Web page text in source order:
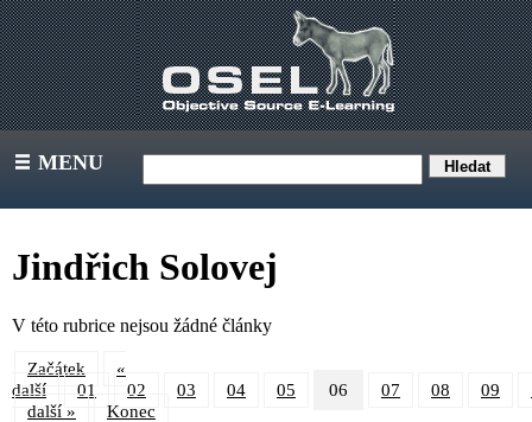
III MENU
Jindřich Solovej
V této rubrice nejsou žádné články
Začátek
«
další
01 02 03 04 05 06 07 08 09
další »
Konec